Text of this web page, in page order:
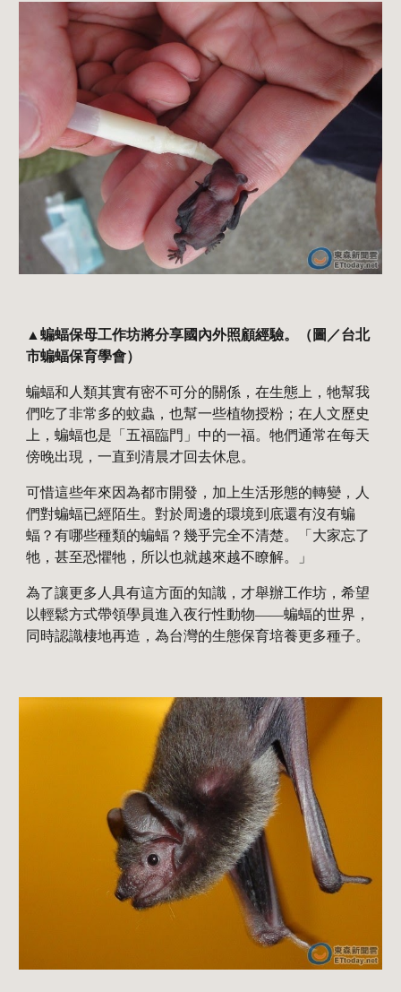
▲蝙蝠保母工作坊將分享國內外照顧經驗。（圖／台北
市蝙蝠保育學會）
蝙蝠和人類其實有密不可分的關係，在生態上，牠幫我
們吃了非常多的蚊蟲，也幫一些植物授粉；在人文歷史
上，蝙蝠也是「五福臨門」中的一福。牠們通常在每天
傍晚出現，一直到清晨才回去休息。
可惜這些年來因為都市開發，加上生活形態的轉變，人
們對蝙蝠已經陌生。對於周邊的環境到底還有沒有蝙
蝠？有哪些種類的蝙蝠？幾乎完全不清楚。「大家忘了
牠，甚至恐懼牠，所以也就越來越不瞭解。」
為了讓更多人具有這方面的知識，才舉辦工作坊，希望
以輕鬆方式帶領學員進入夜行性動物——蝙蝠的世界，
同時認識棲地再造，為台灣的生態保育培養更多種子。